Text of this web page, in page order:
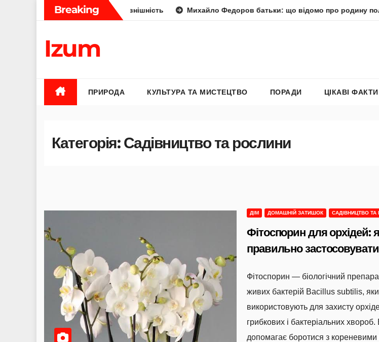
Breaking
отрута чи лише зовнішність Михайло Федоров батьки: що відомо про родину політика
Izum
ПРИРОДА КУЛЬТУРА ТА МИСТЕЦТВО ПОРАДИ ЦІКАВІ ФАКТИ
Категорія:Садівництво та рослини
ДІМ ДОМАШНІЙ ЗАТИШОК САДІВНИЦТВО
Фітоспорин для орхідей:
правильно застосовувати
Фітоспорин — біологічний
живих бактерій Bacillus subtilis,
використовують для захисту
грибкових і бактеріальних хвороб.
допомагає боротися з кореневими